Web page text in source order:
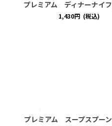
プレミアム ディナーナイフ
1,430円 (税込)
プレミアム スープスプーン